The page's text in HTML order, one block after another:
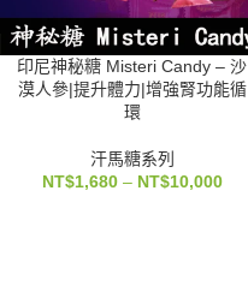
印尼神秘糖 Misteri Candy – 沙
漠人參|提升體力|增強腎功能循
環
汗馬糖系列
NT$1,680 – NT$10,000